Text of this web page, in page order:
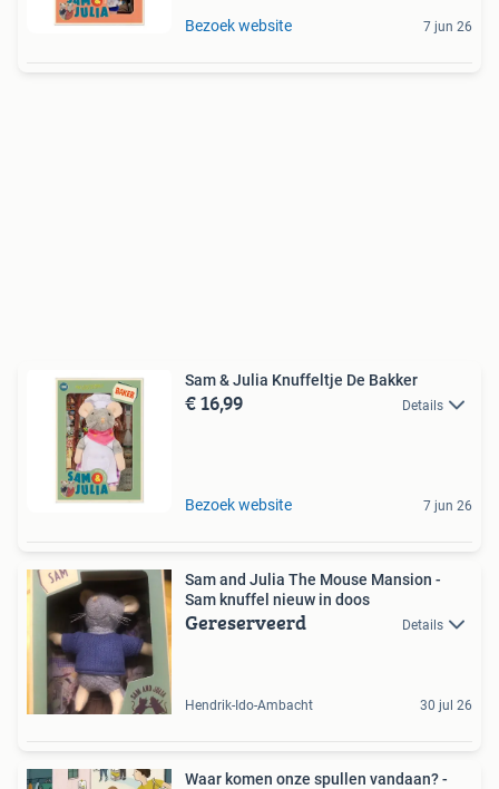
Bezoek website 7 jun 26
Sam & Julia Knuffeltje De Bakker
€ 16,99 Details
Bezoek website 7 jun 26
Sam and Julia The Mouse Mansion -
Sam knuffel nieuw in doos
Gereserveerd Details
Hendrik-Ido-Ambacht 30 jul 26
Waar komen onze spullen vandaan? -